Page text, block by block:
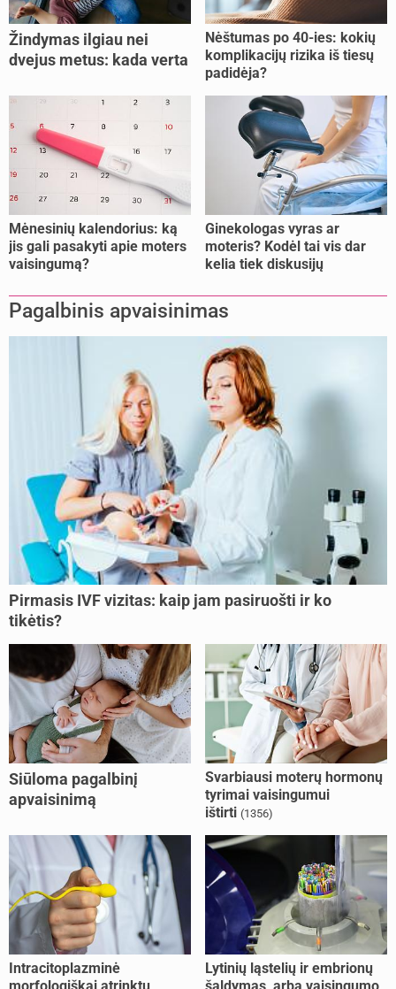
Žindymas ilgiau nei
dvejus metus: kada verta
nujunkyti?
Nėštumas po 40-ies: kokių
komplikacijų rizika iš tiesų
padidėja?
Mėnesinių kalendorius: ką
jis gali pasakyti apie moters
vaisingumą?
Ginekologas vyras ar
moteris? Kodėl tai vis dar
kelia tiek diskusijų
Pagalbinis apvaisinimas
Pirmasis IVF vizitas: kaip jam pasiruošti ir ko
tikėtis?
Siūloma pagalbinį
apvaisinimą
nesusituokusiems, ir
vienišoms moterims
(10)
Svarbiausi moterų hormonų
tyrimai vaisingumui
ištirti (1356)
Intracitoplazminė
Lytinių ląstelių ir embrionų